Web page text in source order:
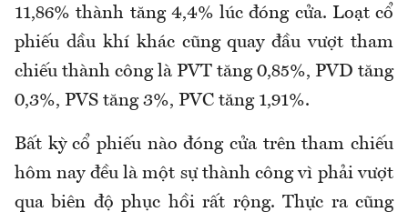
11,86% thành tăng 4,4% lúc đóng cửa. Loạt cổ
phiếu dầu khí khác cũng quay đầu vượt tham
chiếu thành công là PVT tăng 0,85%, PVD tăng
0,3%, PVS tăng 3%, PVC tăng 1,91%.
Bất kỳ cổ phiếu nào đóng cửa trên tham chiếu
hôm nay đều là một sự thành công vì phải vượt
qua biên độ phục hồi rất rộng. Thực ra cũng